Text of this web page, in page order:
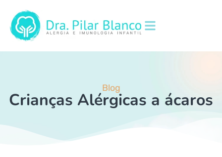
Blog
Crianças Alérgicas a ácaros